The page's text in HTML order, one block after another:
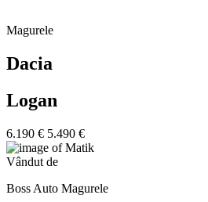
Magurele
Dacia
Logan
6.190 € 5.490 €
Vândut de
Boss Auto Magurele